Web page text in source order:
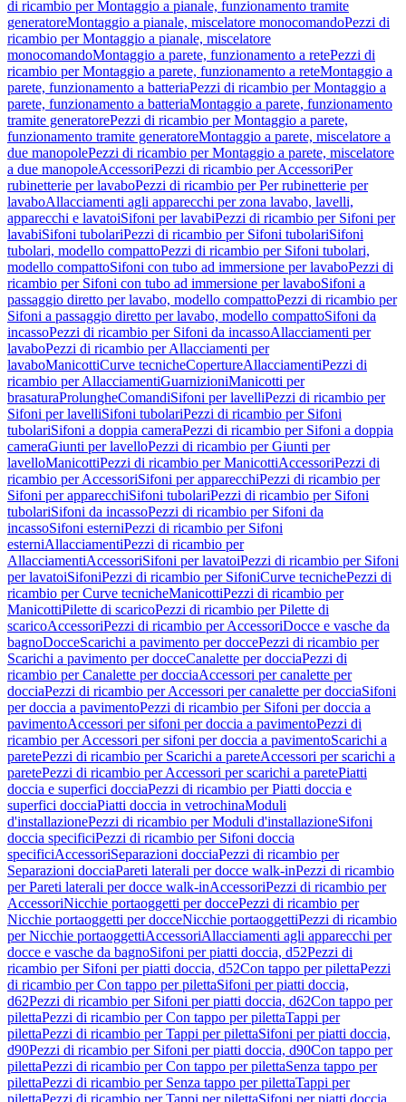
di ricambio per Montaggio a pianale, funzionamento tramite
generatoreMontaggio a pianale, miscelatore monocomandoPezzi di
ricambio per Montaggio a pianale, miscelatore
monocomandoMontaggio a parete, funzionamento a retePezzi di
ricambio per Montaggio a parete, funzionamento a reteMontaggio a
parete, funzionamento a batteriaPezzi di ricambio per Montaggio a
parete, funzionamento a batteriaMontaggio a parete, funzionamento
tramite generatorePezzi di ricambio per Montaggio a parete,
funzionamento tramite generatoreMontaggio a parete, miscelatore a
due manopolePezzi di ricambio per Montaggio a parete, miscelatore
a due manopoleAccessoriPezzi di ricambio per AccessoriPer
rubinetterie per lavaboPezzi di ricambio per Per rubinetterie per
lavaboAllacciamenti agli apparecchi per zona lavabo, lavelli,
apparecchi e lavatoiSifoni per lavabiPezzi di ricambio per Sifoni per
lavabiSifoni tubolariPezzi di ricambio per Sifoni tubolariSifoni
tubolari, modello compattoPezzi di ricambio per Sifoni tubolari,
modello compattoSifoni con tubo ad immersione per lavaboPezzi di
ricambio per Sifoni con tubo ad immersione per lavaboSifoni a
passaggio diretto per lavabo, modello compattoPezzi di ricambio per
Sifoni a passaggio diretto per lavabo, modello compattoSifoni da
incassoPezzi di ricambio per Sifoni da incassoAllacciamenti per
lavaboPezzi di ricambio per Allacciamenti per
lavaboManicottiCurve tecnicheCopertureAllacciamentiPezzi di
ricambio per AllacciamentiGuarnizioniManicotti per
brasaturaProlungheComandiSifoni per lavelliPezzi di ricambio per
Sifoni per lavelliSifoni tubolariPezzi di ricambio per Sifoni
tubolariSifoni a doppia cameraPezzi di ricambio per Sifoni a doppia
cameraGiunti per lavelloPezzi di ricambio per Giunti per
lavelloManicottiPezzi di ricambio per ManicottiAccessoriPezzi di
ricambio per AccessoriSifoni per apparecchiPezzi di ricambio per
Sifoni per apparecchiSifoni tubolariPezzi di ricambio per Sifoni
tubolariSifoni da incassoPezzi di ricambio per Sifoni da
incassoSifoni esterniPezzi di ricambio per Sifoni
esterniAllacciamentiPezzi di ricambio per
AllacciamentiAccessoriSifoni per lavatoiPezzi di ricambio per Sifoni
per lavatoiSifoniPezzi di ricambio per SifoniCurve tecnichePezzi di
ricambio per Curve tecnicheManicottiPezzi di ricambio per
ManicottiPilette di scaricoPezzi di ricambio per Pilette di
scaricoAccessoriPezzi di ricambio per AccessoriDocce e vasche da
bagnoDocceScarichi a pavimento per doccePezzi di ricambio per
Scarichi a pavimento per docceCanalette per docciaPezzi di
ricambio per Canalette per docciaAccessori per canalette per
docciaPezzi di ricambio per Accessori per canalette per docciaSifoni
per doccia a pavimentoPezzi di ricambio per Sifoni per doccia a
pavimentoAccessori per sifoni per doccia a pavimentoPezzi di
ricambio per Accessori per sifoni per doccia a pavimentoScarichi a
paretePezzi di ricambio per Scarichi a pareteAccessori per scarichi a
paretePezzi di ricambio per Accessori per scarichi a paretePiatti
doccia e superfici docciaPezzi di ricambio per Piatti doccia e
superfici docciaPiatti doccia in vetrochinaModuli
d'installazionePezzi di ricambio per Moduli d'installazioneSifoni
doccia specificiPezzi di ricambio per Sifoni doccia
specificiAccessoriSeparazioni docciaPezzi di ricambio per
Separazioni docciaPareti laterali per docce walk-inPezzi di ricambio
per Pareti laterali per docce walk-inAccessoriPezzi di ricambio per
AccessoriNicchie portaoggetti per doccePezzi di ricambio per
Nicchie portaoggetti per docceNicchie portaoggettiPezzi di ricambio
per Nicchie portaoggettiAccessoriAllacciamenti agli apparecchi per
docce e vasche da bagnoSifoni per piatti doccia, d52Pezzi di
ricambio per Sifoni per piatti doccia, d52Con tappo per pilettaPezzi
di ricambio per Con tappo per pilettaSifoni per piatti doccia,
d62Pezzi di ricambio per Sifoni per piatti doccia, d62Con tappo per
pilettaPezzi di ricambio per Con tappo per pilettaTappi per
pilettaPezzi di ricambio per Tappi per pilettaSifoni per piatti doccia,
d90Pezzi di ricambio per Sifoni per piatti doccia, d90Con tappo per
pilettaPezzi di ricambio per Con tappo per pilettaSenza tappo per
pilettaPezzi di ricambio per Senza tappo per pilettaTappi per
pilettaPezzi di ricambio per Tappi per pilettaSifoni per piatti doccia